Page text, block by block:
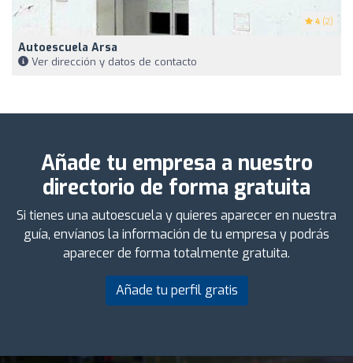
4 (2)
Autoescuela Arsa
Ver dirección y datos de contacto
Añade tu empresa a nuestro
directorio de forma gratuita
Si tienes una autoescuela y quieres aparecer en nuestra
guía, envíanos la información de tu empresa y podrás
aparecer de forma totalmente gratuita.
Añade tu perfil gratis